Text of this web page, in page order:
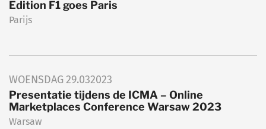
Edition F1 goes Paris
Parijs
WOENSDAG29.032023
Presentatie tijdens de ICMA – Online
Marketplaces Conference Warsaw 2023
Warsaw